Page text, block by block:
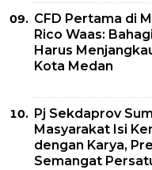
CFD Pertama di
Rico Waas:
Harus
Kota Medan
Pj Sekdaprov
Masyarakat Isi
dengan Karya,
Semangat